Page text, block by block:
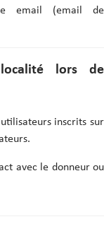
email (email de
lors de
inscrits sur
avec le donneur ou